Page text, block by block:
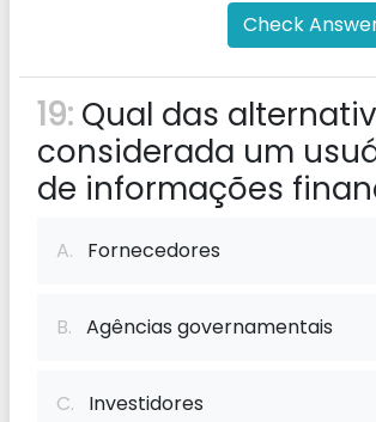
Check
19: Qual das
considerada um
de informações
A. Fornecedores
B. Agências governamentais
C. Investidores